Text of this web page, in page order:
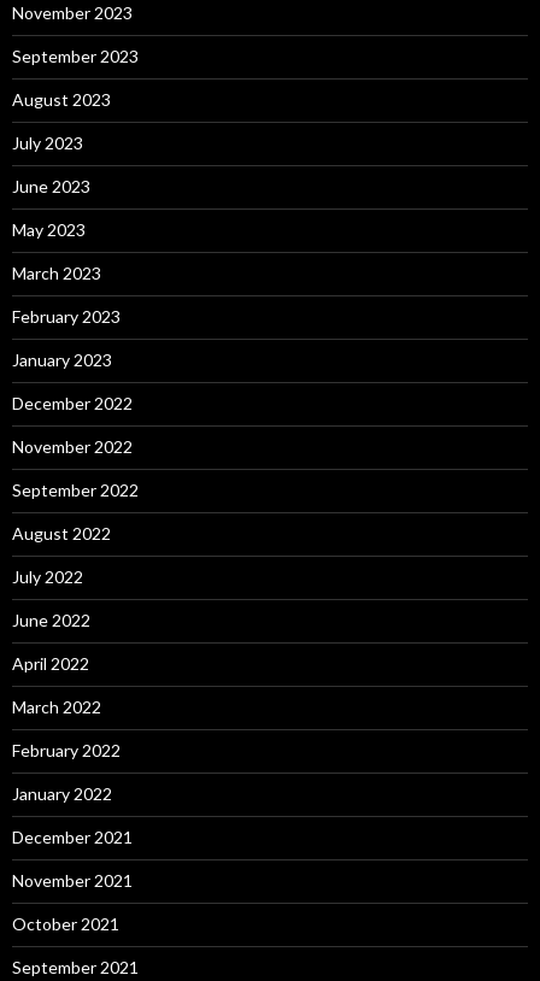
November 2023
September 2023
August 2023
July 2023
June 2023
May 2023
March 2023
February 2023
January 2023
December 2022
November 2022
September 2022
August 2022
July 2022
June 2022
April 2022
March 2022
February 2022
January 2022
December 2021
November 2021
October 2021
September 2021